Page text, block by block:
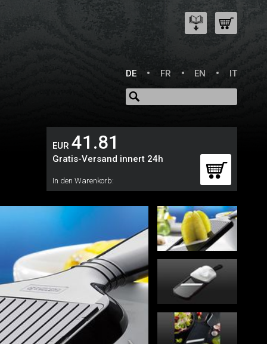
DE FR EN IT
EUR 41.81
Gratis-Versand innert 24h
In den Warenkorb: